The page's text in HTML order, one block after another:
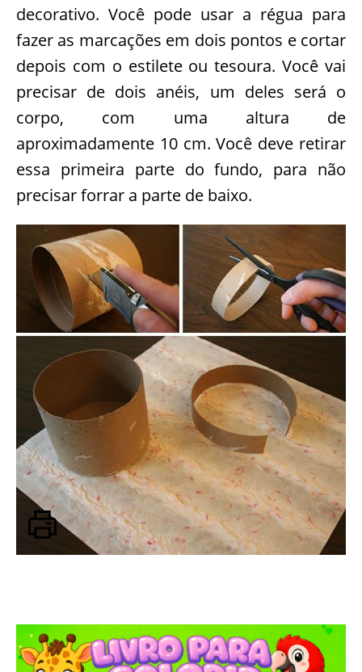
decorativo. Você pode usar a régua para
fazer as marcações em dois pontos e cortar
depois com o estilete ou tesoura. Você vai
precisar de dois anéis, um deles será o
corpo, com uma altura de
aproximadamente 10 cm. Você deve retirar
essa primeira parte do fundo, para não
precisar forrar a parte de baixo.